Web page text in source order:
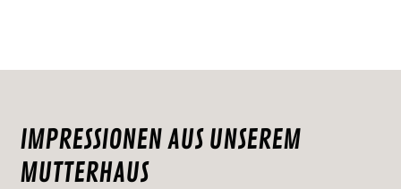
IMPRESSIONEN AUS UNSEREM
MUTTERHAUS